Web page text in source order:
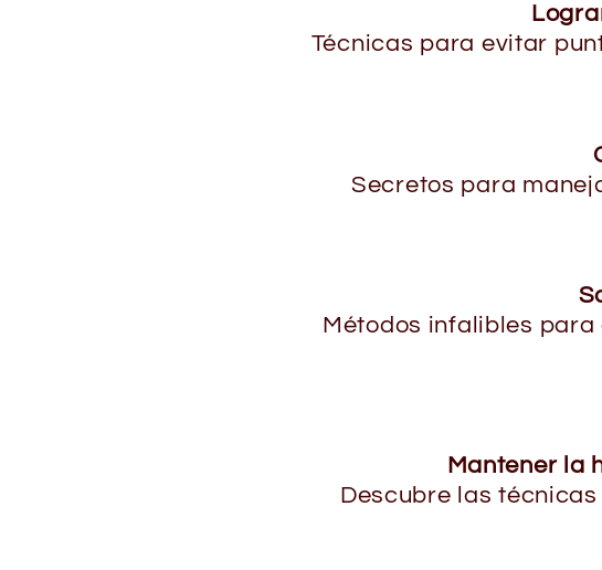
Técnicas para evitar
Secretos para
Métodos infalibles
Mantener la
Descubre las